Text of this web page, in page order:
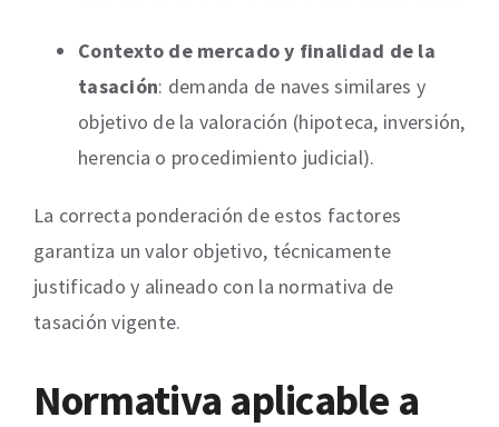
Contexto de mercado y finalidad de la
tasación: demanda de naves similares y
objetivo de la valoración (hipoteca, inversión,
herencia o procedimiento judicial).
La correcta ponderación de estos factores
garantiza un valor objetivo, técnicamente
justificado y alineado con la normativa de
tasación vigente.
Normativa aplicable a